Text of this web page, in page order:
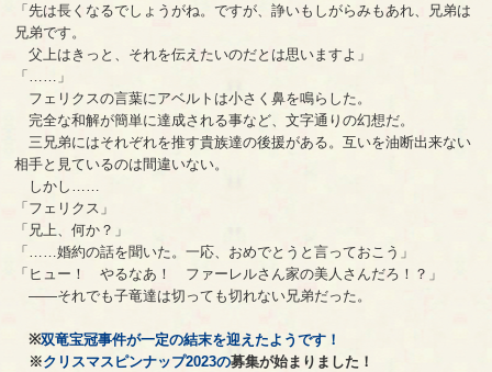
「先は長くなるでしょうがね。ですが、諍いもしがらみもあれ、兄弟は
兄弟です。
父上はきっと、それを伝えたいのだとは思いますよ」
「……」
フェリクスの言葉にアベルトは小さく鼻を鳴らした。
完全な和解が簡単に達成される事など、文字通りの幻想だ。
三兄弟にはそれぞれを推す貴族達の後援がある。互いを油断出来ない
相手と見ているのは間違いない。
しかし……
「フェリクス」
「兄上、何か？」
「……婚約の話を聞いた。一応、おめでとうと言っておこう」
「ヒュー！ やるなあ！ ファーレルさん家の美人さんだろ！？」
――それでも子竜達は切っても切れない兄弟だった。
※双竜宝冠事件が一定の結末を迎えたようです！
※クリスマスピンナップ2023の募集が始まりました！